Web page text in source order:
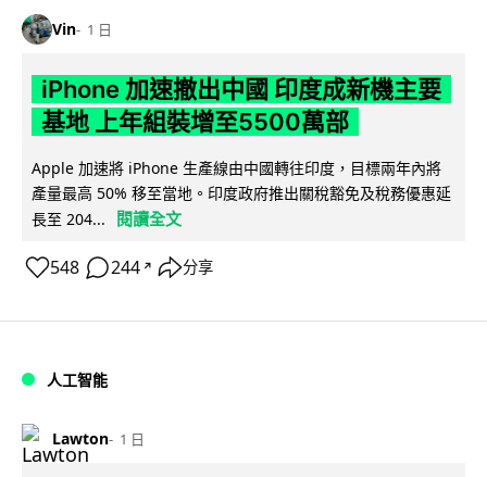
Vin 1 日
iPhone 加速撤出中國 印度成新機主要
基地 上年組裝增至5500萬部
Apple 加速將 iPhone 生產線由中國轉往印度，目標兩年內將
產量最高 50% 移至當地。印度政府推出關稅豁免及稅務優惠延
長至 204...
閱讀全文
548 244 ↗ 分享
人工智能
Lawton 1 日